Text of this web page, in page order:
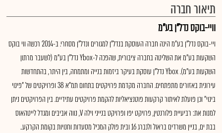
תיאור חברה
וויי-בוקס נדל"ן בע"מ
ויי-בוקס נדל"ן בע"מ הינה חברה העוסקת בנדל"ן למגורים ונדל"ן מסחרי. ב-2014 רכשה ווי בוקס
השקעות בע"מ את השליטה בחברה ציבורית, שהפכה ל-Ybox נדל"ן בע"מ (לשעבר מרתון
השקעות בע"מ). Ybox נדל"ן עוסקת בעיקר ביזמות בנייה ומתמחה, בין היתר, בהתחדשות
עירונית באזורים מתפתחים. החברה מקדמת פרויקטים בתחום תמ"א 38 ופרויקטים של "פינוי
בינוי" וכן פועלת לאיתור קרקעות פוטנציאליות להקמת פרויקטים עתידיים. בין הפרויקטים ניתן
למנות את: רביעיית פלורנטין, פרויקט יפו ופרויקט בנייני וילה V, נווה אביבים ומגדל לייטהאוס
בבת ים, בניין משרדים בראול ולנברג 16 ובית פולק המכיל מסעדות וחנויות בקומת הקרקע..